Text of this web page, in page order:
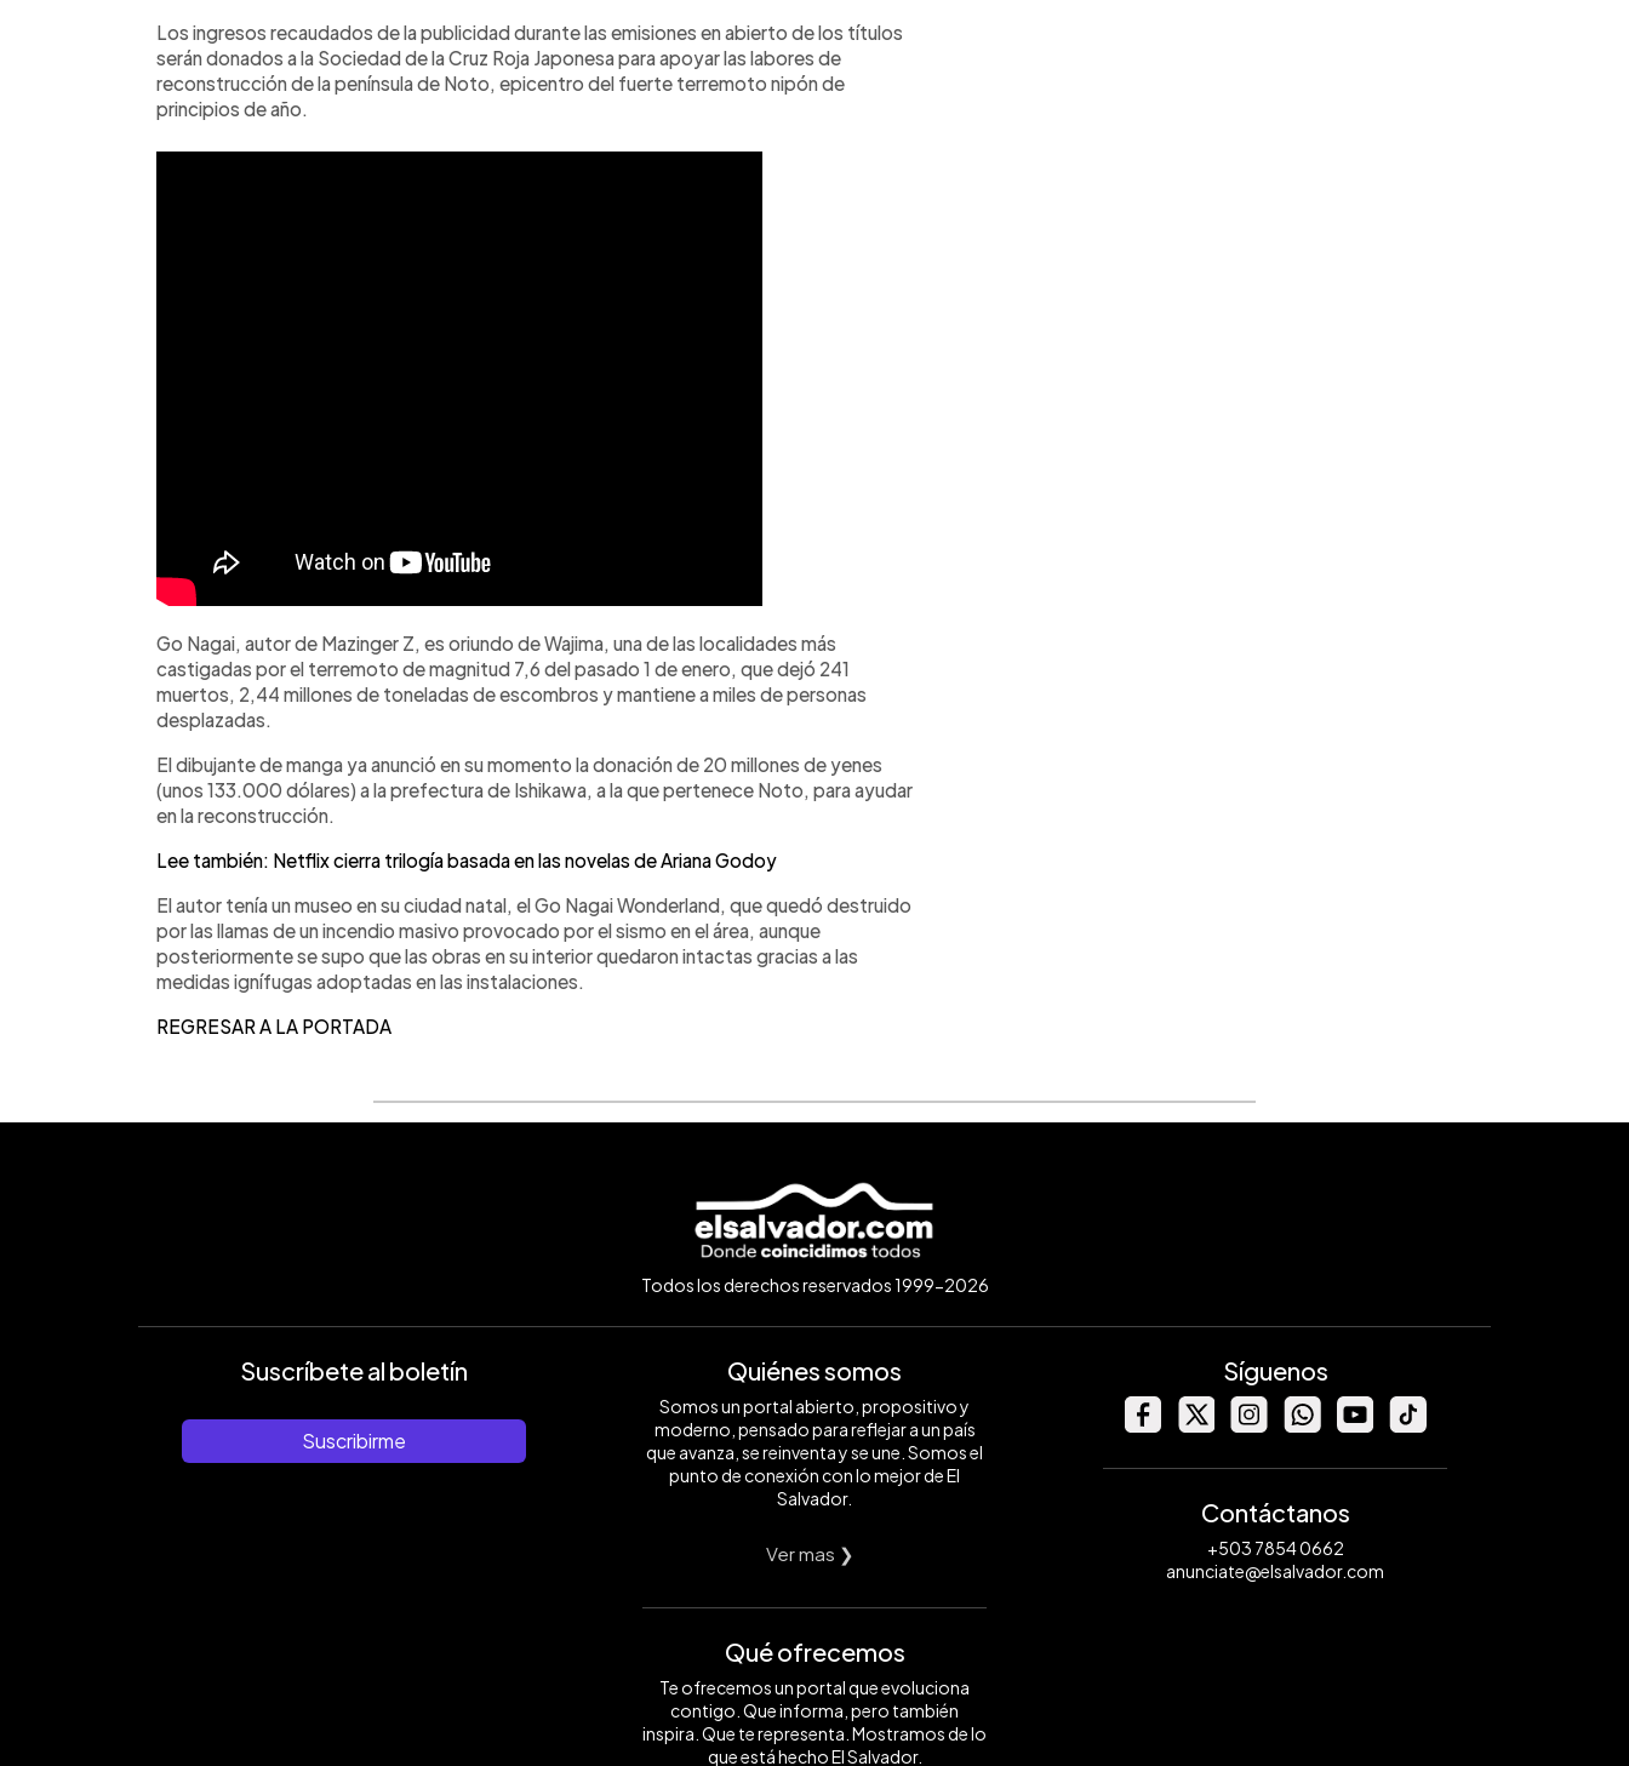
Los ingresos recaudados de la publicidad durante las emisiones en abierto de los títulos
serán donados a la Sociedad de la Cruz Roja Japonesa para apoyar las labores de
reconstrucción de la península de Noto, epicentro del fuerte terremoto nipón de
principios de año.
Go Nagai, autor de Mazinger Z, es oriundo de Wajima, una de las localidades más
castigadas por el terremoto de magnitud 7,6 del pasado 1 de enero, que dejó 241
muertos, 2,44 millones de toneladas de escombros y mantiene a miles de personas
desplazadas.
El dibujante de manga ya anunció en su momento la donación de 20 millones de yenes
(unos 133.000 dólares) a la prefectura de Ishikawa, a la que pertenece Noto, para ayudar
en la reconstrucción.
Lee también: Netflix cierra trilogía basada en las novelas de Ariana Godoy
El autor tenía un museo en su ciudad natal, el Go Nagai Wonderland, que quedó destruido
por las llamas de un incendio masivo provocado por el sismo en el área, aunque
posteriormente se supo que las obras en su interior quedaron intactas gracias a las
medidas ignífugas adoptadas en las instalaciones.
REGRESAR A LA PORTADA
Todos los derechos reservados 1999-2026
Suscríbete al boletín
Suscribirme
Quiénes somos
Somos un portal abierto, propositivo y
moderno, pensado para reflejar a un país
que avanza, se reinventa y se une. Somos el
punto de conexión con lo mejor de El
Salvador.
Ver mas ❯
Qué ofrecemos
Te ofrecemos un portal que evoluciona
contigo. Que informa, pero también
inspira. Que te representa. Mostramos de lo
que está hecho El Salvador.
Síguenos
Contáctanos
+503 7854 0662
anunciate@elsalvador.com